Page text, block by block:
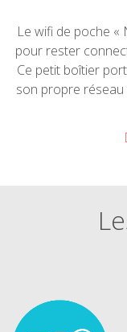
Le wifi de poche «
pour rester
Ce petit boîtier
son propre réseau